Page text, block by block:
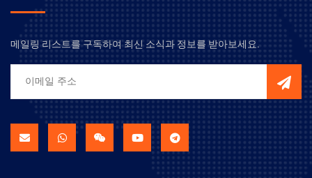
메일링 리스트를 구독하여 최신 소식과 정보를 받아보세요.